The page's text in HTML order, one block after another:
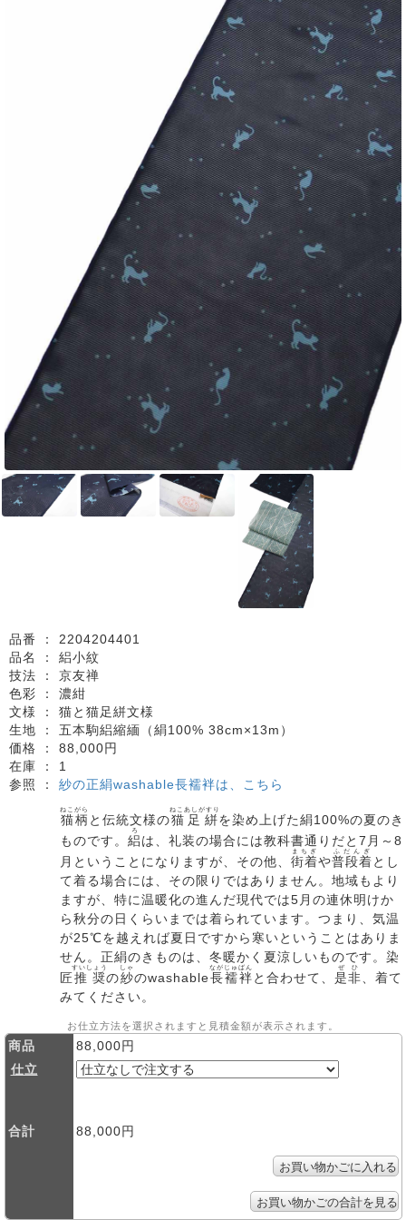
品番 ： 2204204401
品名 ： 絽小紋
技法 ： 京友禅
色彩 ： 濃紺
文様 ： 猫と猫足絣文様
生地 ： 五本駒絽縮緬（絹100% 38cm×13m）
価格 ： 88,000円
在庫 ： 1
参照 ： 紗の正絹washable長襦袢は、こちら
猫柄
ねこがら
と伝統文様の猫足絣
ねこあしがすり
を染め上げた絹100%の夏のき
ものです。 絽
ろ
は、礼装の場合には教科書通りだと7月～8
月ということになりますが、その他、 街着
まちぎ
や普段着
ふだんぎ
とし
て着る場合には、その限りではありません。地域もより
ますが、特に温暖化の進んだ現代では5月の連休明けか
ら秋分の日くらいまでは着られています。つまり、気温
が25℃を越えれば夏日ですから寒いということはありま
せん。正絹のきものは、冬暖かく夏涼しいものです。染
匠推奨
すいしょう
の紗
しゃ
のwashable長襦袢
ながじゅばん
と合わせて、 是非
ぜひ
、着て
みてください。
お仕立方法を選択されますと見積金額が表示されます。
商品
88,000円
仕立
合計 88,000円